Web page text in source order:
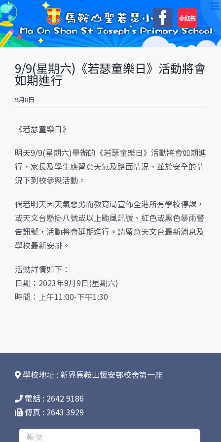
Skip
to
content
自
訂
9/9(星期六)《若瑟童樂日》活動將會
如期進行
9月8日
《若瑟童樂日》
明天9/9(星期六)舉辦的《若瑟童樂日》活動將會如期進
行，家長及學生應留意天氣及路面情況，並於安全的情
況下到校參與活動。
倘若明天因天氣惡劣而教育局宣佈全港所有學校停課，
或天文台懸掛八號或以上颱風訊號、紅色或黑色暴雨警
告訊號，活動將會延期進行。請留意天文台最新消息及
學校最新安排。
活動詳情如下：
日期：2023年9月9日(星期六)
時間：上午11:00-下午1:30
學校地址 : 新界馬鞍山恆安邨校舍第一座
電話 : 2642 9186
傳真 : 2643 3929